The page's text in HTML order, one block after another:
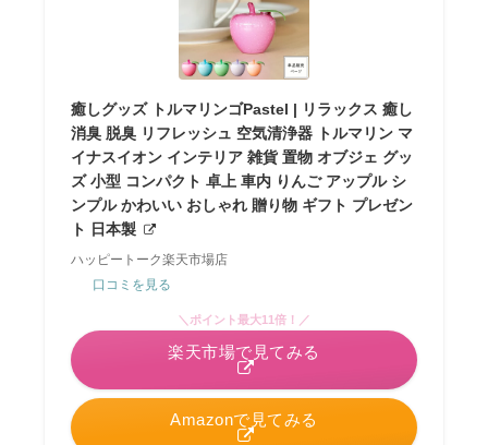
癒しグッズ トルマリンゴPastel | リラックス 癒し
消臭 脱臭 リフレッシュ 空気清浄器 トルマリン マ
イナスイオン インテリア 雑貨 置物 オブジェ グッ
ズ 小型 コンパクト 卓上 車内 りんご アップル シ
ンプル かわいい おしゃれ 贈り物 ギフト プレゼン
ト 日本製
ハッピートーク楽天市場店
口コミを見る
Amazonで見てみる
＼ポイント最大11倍！／
楽天市場で見てみる